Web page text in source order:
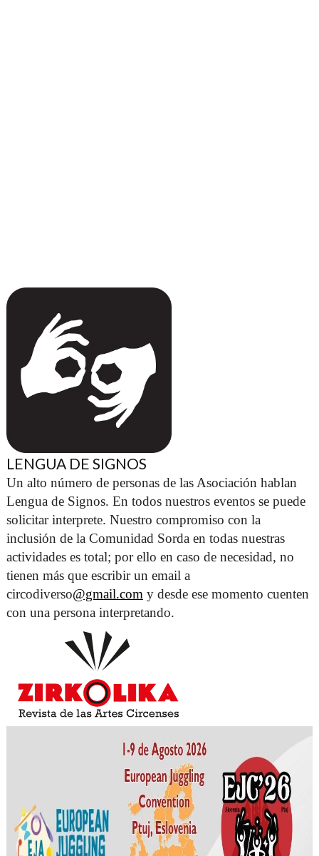
LENGUA DE SIGNOS
Un alto número de personas de las Asociación hablan
Lengua de Signos. En todos nuestros eventos se puede
solicitar interprete. Nuestro compromiso con la
inclusión de la Comunidad Sorda en todas nuestras
actividades es total; por ello en caso de necesidad, no
tienen más que escribir un email a
circodiverso@gmail.com y desde ese momento cuenten
con una persona interpretando.